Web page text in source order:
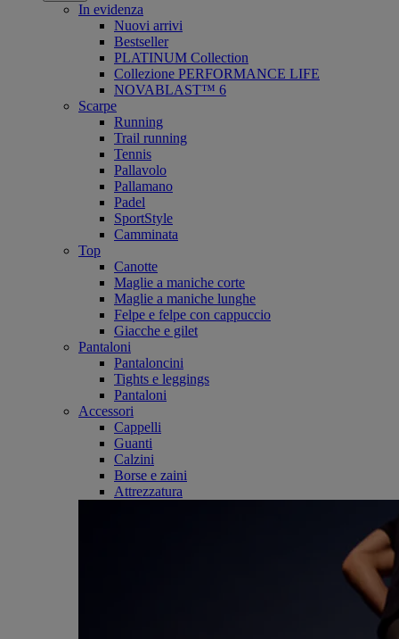
In evidenza
Nuovi arrivi
Bestseller
PLATINUM Collection
Collezione PERFORMANCE LIFE
NOVABLAST™ 6
Scarpe
Running
Trail running
Tennis
Pallavolo
Pallamano
Padel
SportStyle
Camminata
Top
Canotte
Maglie a maniche corte
Maglie a maniche lunghe
Felpe e felpe con cappuccio
Giacche e gilet
Pantaloni
Pantaloncini
Tights e leggings
Pantaloni
Accessori
Cappelli
Guanti
Calzini
Borse e zaini
Attrezzatura